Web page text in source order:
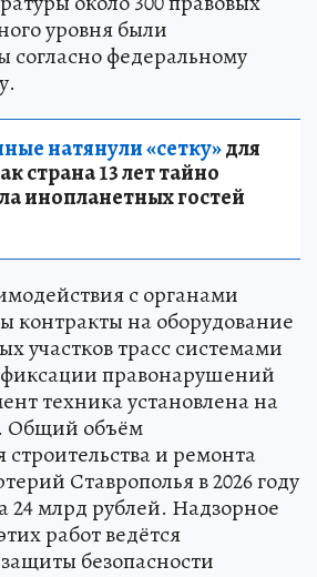
уровня были
согласно федеральному
натянули «сетку»для
страна 13 лет тайно
инопланетных гостей
с органами
контракты на оборудование
участков трасс системами
правонарушений
техника установлена на
Общий объём
и ремонта
Ставрополья в 2026 году
24 млрд рублей. Надзорное
работ ведётся
безопасности